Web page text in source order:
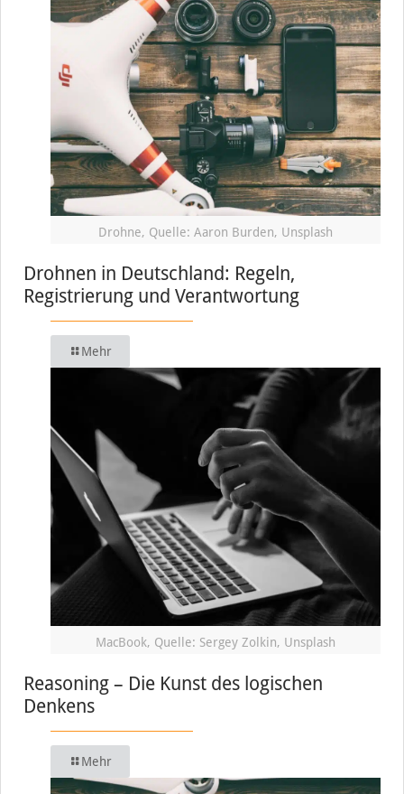
Drohne, Quelle: Aaron Burden, Unsplash
Drohnen in Deutschland: Regeln,
Registrierung und Verantwortung
Mehr
MacBook, Quelle: Sergey Zolkin, Unsplash
Reasoning – Die Kunst des logischen
Denkens
Mehr